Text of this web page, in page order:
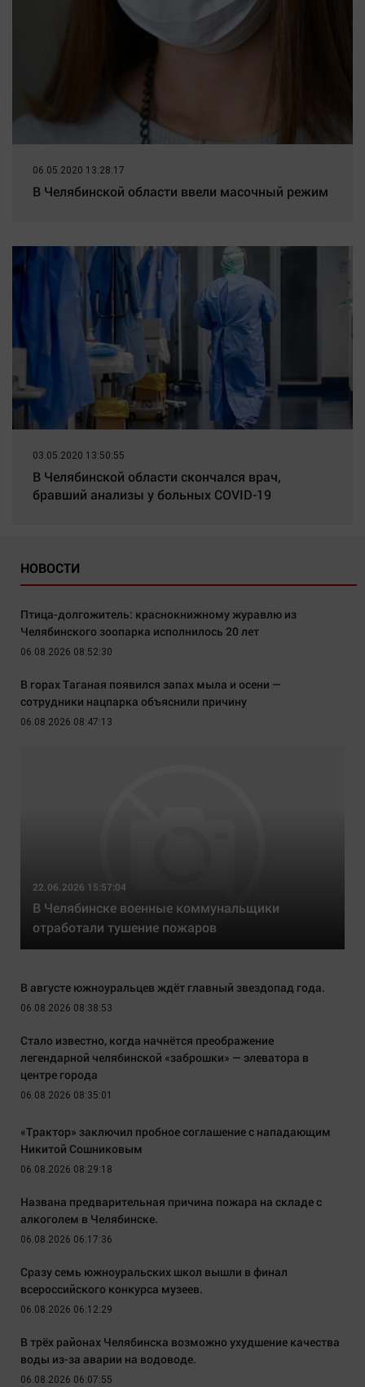
06.05.2020 13:28:17
В Челябинской области ввели масочный режим
03.05.2020 13:50:55
В Челябинской области скончался врач,
бравший анализы у больных COVID-19
НОВОСТИ
Птица-долгожитель: краснокнижному журавлю из
Челябинского зоопарка исполнилось 20 лет
06.08.2026 08:52:30
В горах Таганая появился запах мыла и осени —
сотрудники нацпарка объяснили причину
06.08.2026 08:47:13
22.06.2026 15:57:04
В Челябинске военные коммунальщики
отработали тушение пожаров
В августе южноуральцев ждёт главный звездопад года.
06.08.2026 08:38:53
Стало известно, когда начнётся преображение
легендарной челябинской «заброшки» — элеватора в
центре города
06.08.2026 08:35:01
«Трактор» заключил пробное соглашение с нападающим
Никитой Сошниковым
06.08.2026 08:29:18
Названа предварительная причина пожара на складе с
алкоголем в Челябинске.
06.08.2026 06:17:36
Сразу семь южноуральских школ вышли в финал
всероссийского конкурса музеев.
06.08.2026 06:12:29
В трёх районах Челябинска возможно ухудшение качества
воды из-за аварии на водоводе.
06.08.2026 06:07:55